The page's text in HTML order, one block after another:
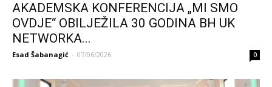
AKADEMSKA KONFERENCIJA „MI SMO
OVDJE“ OBILJEŽILA 30 GODINA BH UK
NETWORKA...
Esad Šabanagić - 07/06/2026 0